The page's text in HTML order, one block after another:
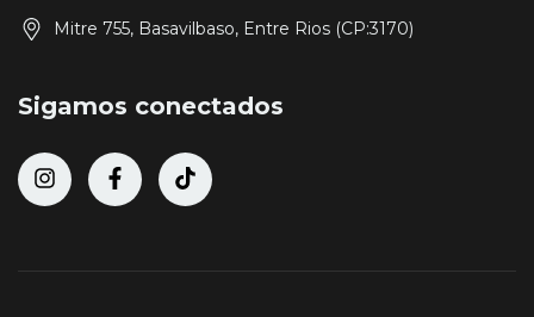
Mitre 755, Basavilbaso, Entre Rios (CP:3170)
Sigamos conectados